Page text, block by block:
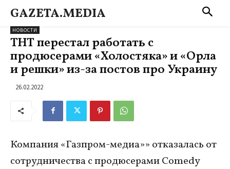
GAZETA.MEDIA
НОВОСТИ
ТНТ перестал работать с
продюсерами «Холостяка» и «Орла
и решки» из-за постов про Украину
26.02.2022
Компания «Газпром-медиа»» отказалась от
сотрудничества с продюсерами Comedy